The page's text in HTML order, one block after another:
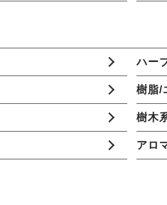
ハー
樹脂/
樹木
アロ